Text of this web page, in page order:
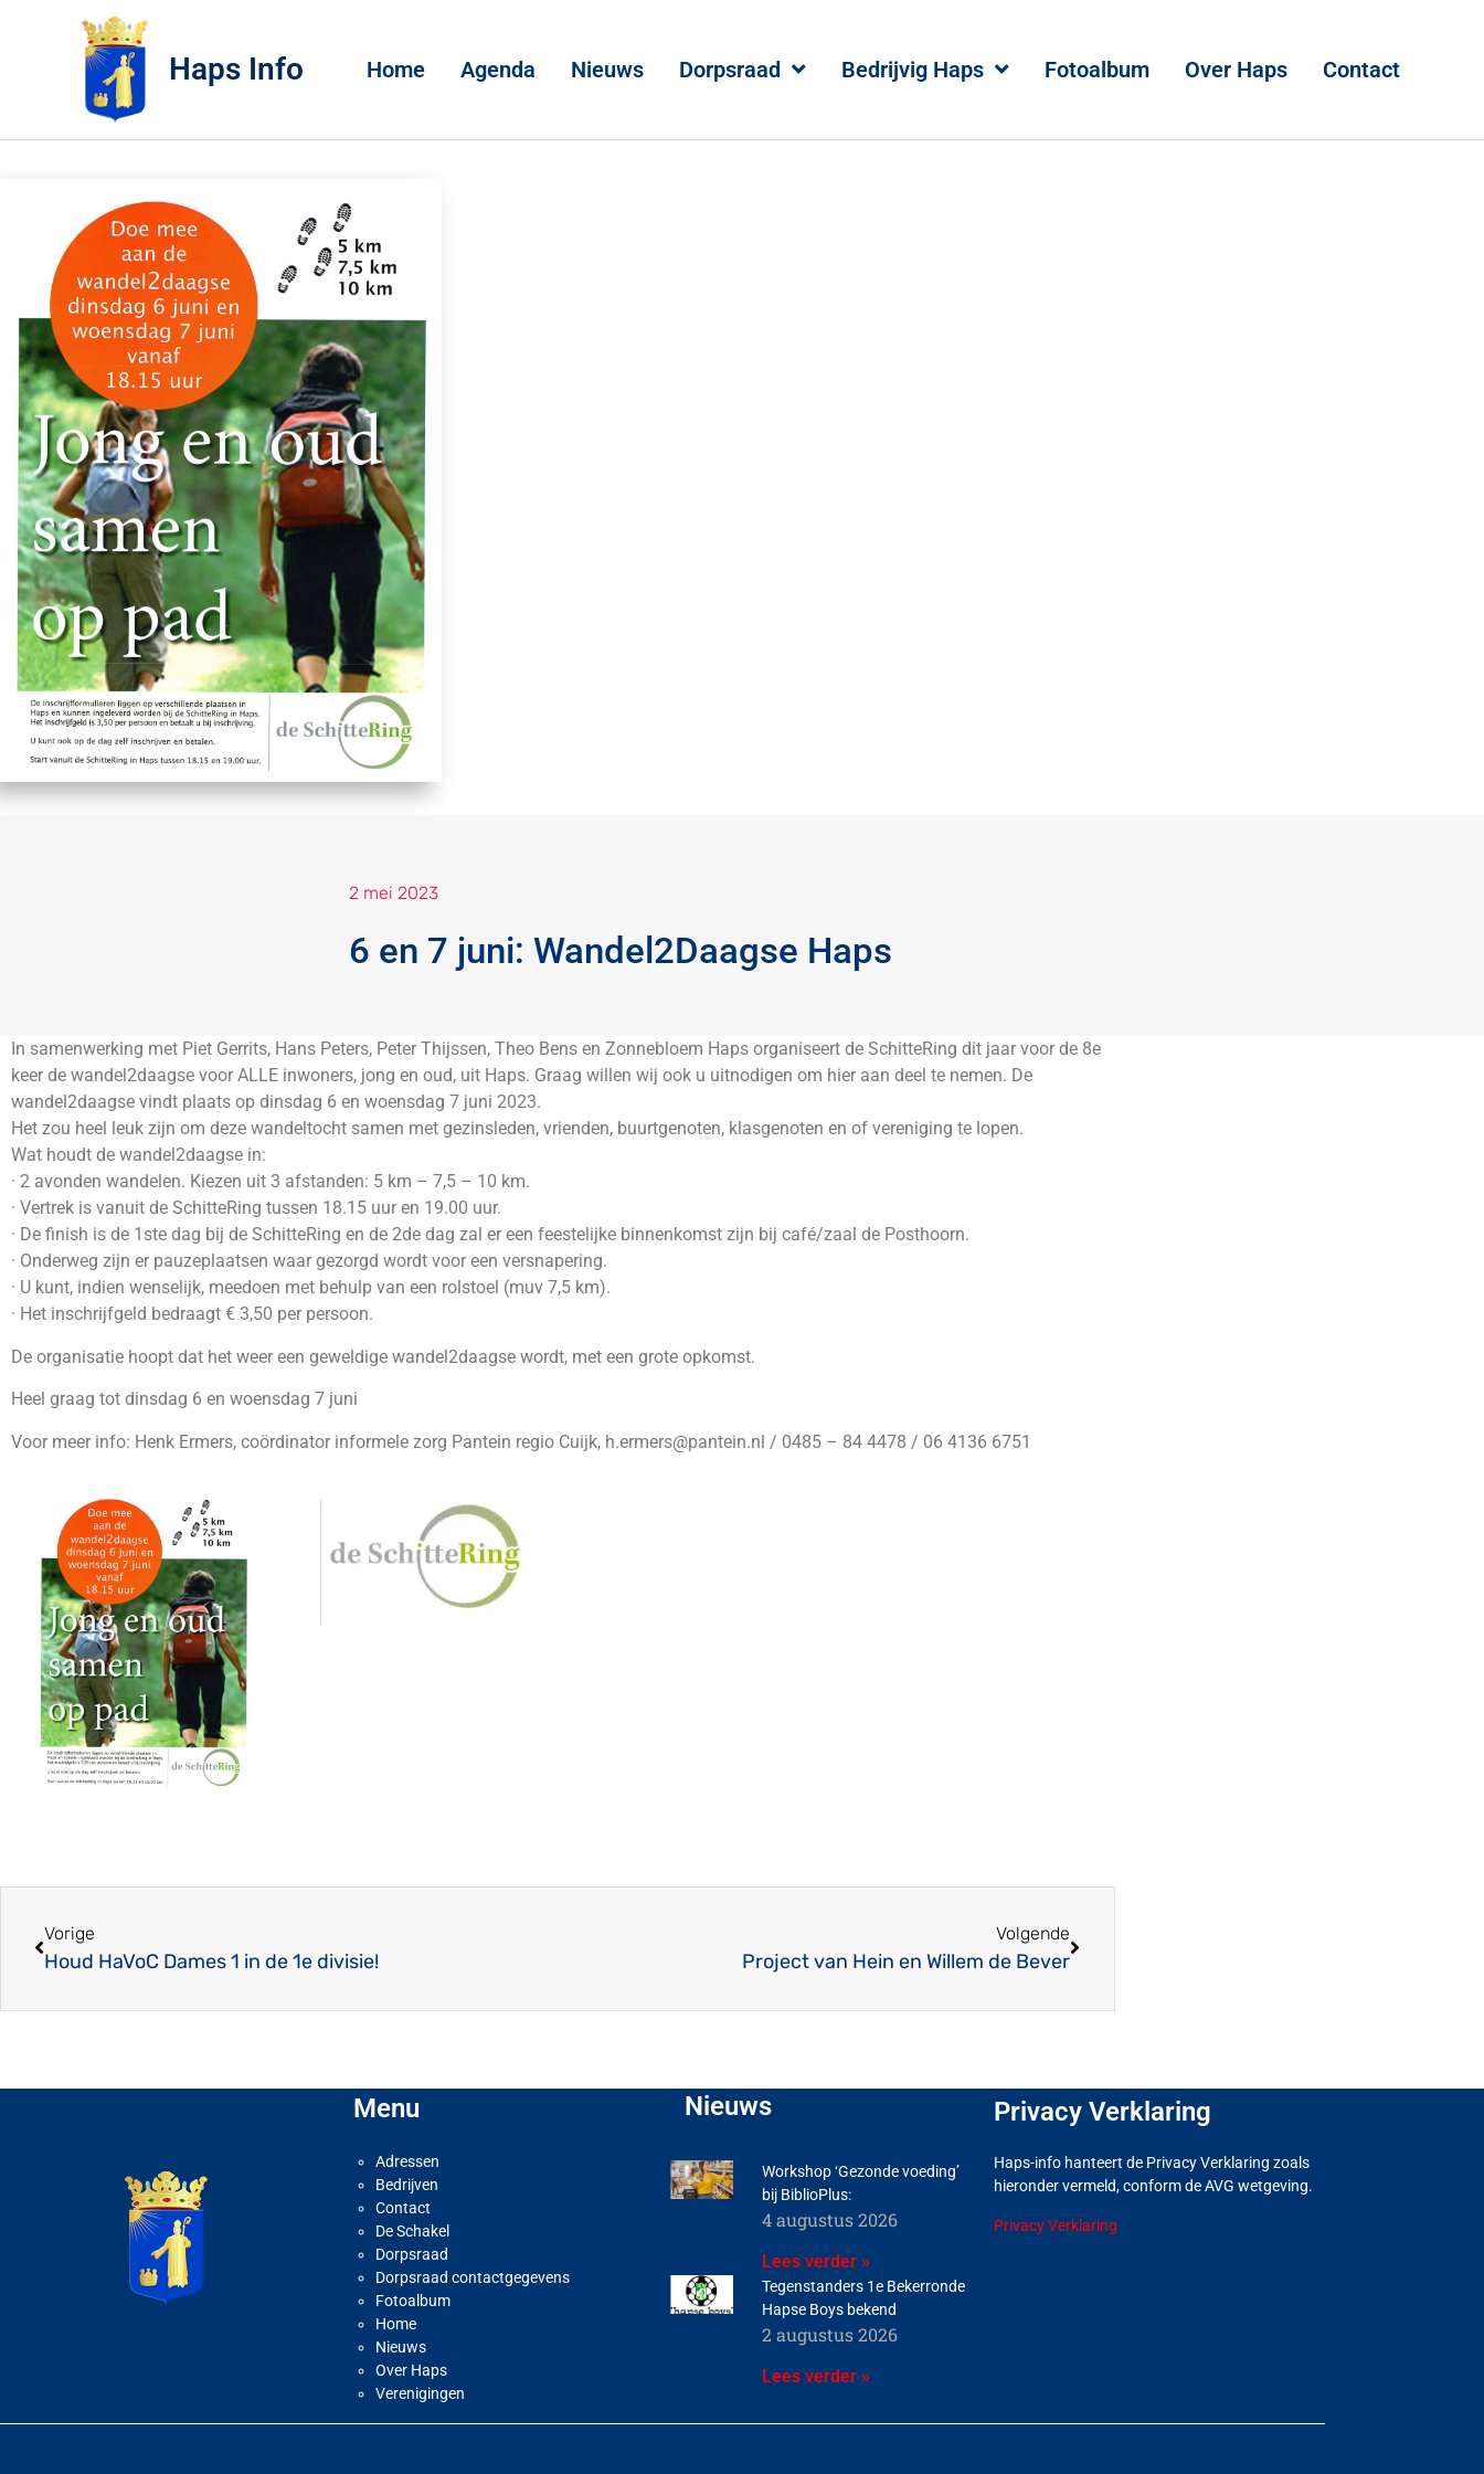
Haps Info Home Agenda Nieuws Dorpsraad Bedrijvig Haps Fotoalbum Over Haps Contact
2 mei 2023
6 en 7 juni: Wandel2Daagse Haps
In samenwerking met Piet Gerrits, Hans Peters, Peter Thijssen, Theo Bens en Zonnebloem Haps organiseert de SchitteRing dit jaar voor de 8e
keer de wandel2daagse voor ALLE inwoners, jong en oud, uit Haps. Graag willen wij ook u uitnodigen om hier aan deel te nemen. De
wandel2daagse vindt plaats op dinsdag 6 en woensdag 7 juni 2023.
Het zou heel leuk zijn om deze wandeltocht samen met gezinsleden, vrienden, buurtgenoten, klasgenoten en of vereniging te lopen.
Wat houdt de wandel2daagse in:
· 2 avonden wandelen. Kiezen uit 3 afstanden: 5 km – 7,5 – 10 km.
· Vertrek is vanuit de SchitteRing tussen 18.15 uur en 19.00 uur.
· De finish is de 1ste dag bij de SchitteRing en de 2de dag zal er een feestelijke binnenkomst zijn bij café/zaal de Posthoorn.
· Onderweg zijn er pauzeplaatsen waar gezorgd wordt voor een versnapering.
· U kunt, indien wenselijk, meedoen met behulp van een rolstoel (muv 7,5 km).
· Het inschrijfgeld bedraagt € 3,50 per persoon.
De organisatie hoopt dat het weer een geweldige wandel2daagse wordt, met een grote opkomst.
Heel graag tot dinsdag 6 en woensdag 7 juni
Voor meer info: Henk Ermers, coördinator informele zorg Pantein regio Cuijk, h.ermers@pantein.nl / 0485 – 84 4478 / 06 4136 6751
Vorige
Houd HaVoC Dames 1 in de 1e divisie!
Volgende
Project van Hein en Willem de Bever
Menu
Adressen
Bedrijven
Contact
De Schakel
Dorpsraad
Dorpsraad contactgegevens
Fotoalbum
Home
Nieuws
Over Haps
Verenigingen
Nieuws
Workshop ‘Gezonde voeding’
bij BiblioPlus:
4 augustus 2026
Lees verder »
Tegenstanders 1e Bekerronde
Hapse Boys bekend
2 augustus 2026
Lees verder »
Privacy Verklaring
Haps-info hanteert de Privacy Verklaring zoals
hieronder vermeld, conform de AVG wetgeving.
Privacy Verklaring